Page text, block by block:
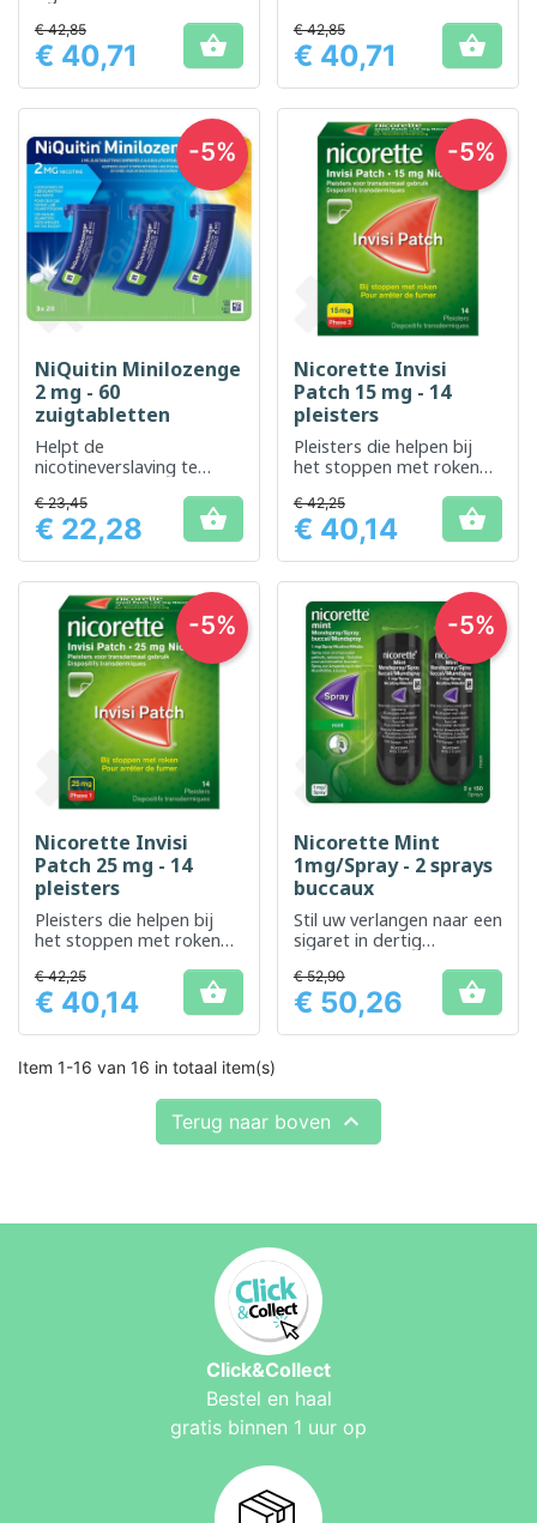
onderdeel van het
stoppen met roken
Prijs
€ 42,85
€ 40,71  Prijs
€ 42,85
€ 40,71 
NiQuitin Minilozenge
2 mg - 60
zuigtabletten
Helpt de
nicotineverslaving te
onderdeel van het
stoppen met roken
Prijs
€ 23,45
€ 22,28 
-5%
Nicorette Invisi
Patch 15 mg - 14
pleisters
Pleisters die helpen bij
het stoppen met roken
nicotine te verminderen
Prijs
€ 42,25
€ 40,14 
-5%
Nicorette Invisi
Patch 25 mg - 14
pleisters
Pleisters die helpen bij
het stoppen met roken
nicotine te verminderen
Prijs
€ 42,25
€ 40,14 
-5%
Nicorette Mint
1mg/Spray - 2 sprays
buccaux
Stil uw verlangen naar een
sigaret in dertig
Prijs
€ 52,90
€ 50,26 
-5%
Item 1-16 van 16 in totaal item(s)
Terug naar boven 
Click&Collect
Bestel en haal
gratis binnen 1 uur op